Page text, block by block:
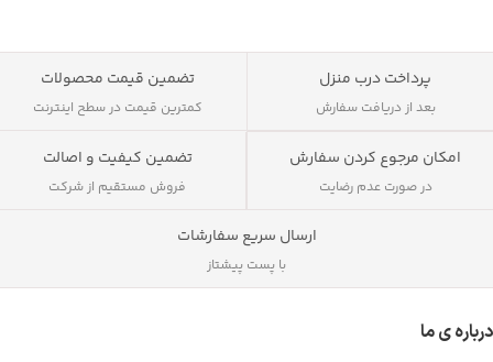
پرداخت درب منزل
بعد از دریافت سفارش
تضمین قیمت محصولات
کمترین قیمت در سطح اینترنت
امکان مرجوع کردن سفارش
در صورت عدم رضایت
تضمین کیفیت و اصالت
فروش مستقیم از شرکت
ارسال سریع سفارشات
با پست پیشتاز
درباره ی ما